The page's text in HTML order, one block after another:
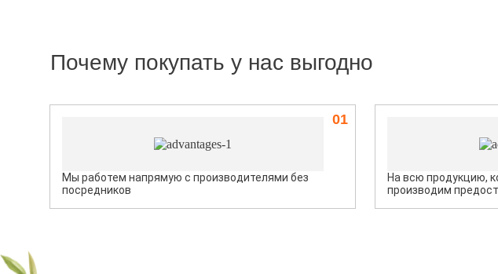
Почему покупать у нас выгодно
Мы работем напрямую с производителями без
посредников
01
На всю продукцию,
производим